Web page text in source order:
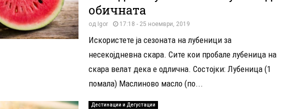
обичната
од Igor 17:18 - 25 ноември, 2019
Искористете ја сезоната на лубеници за
несекојдневна скара. Сите кои пробале лубеница на
скара велат дека е одлична. Состојки: Лубеница (1
помала) Маслиново масло (по...
Дестинации и Дегустации